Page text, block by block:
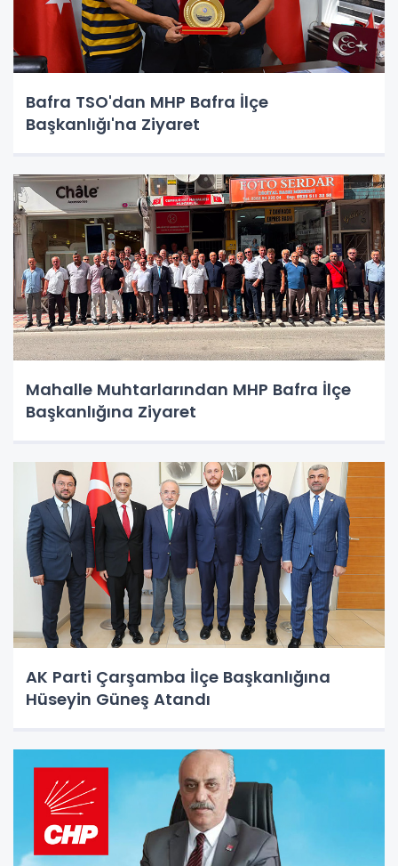
Bafra TSO'dan MHP Bafra İlçe
Başkanlığı'na Ziyaret
Mahalle Muhtarlarından MHP Bafra İlçe
Başkanlığına Ziyaret
AK Parti Çarşamba İlçe Başkanlığına
Hüseyin Güneş Atandı